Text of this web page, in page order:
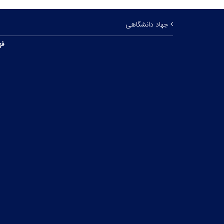
جهاد دانشگاهی